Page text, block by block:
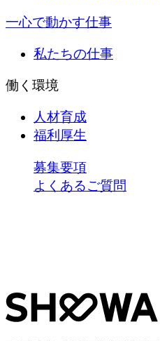
一心で動かす仕事
私たちの仕事
働く環境
人材育成
福利厚生
募集要項
よくあるご質問